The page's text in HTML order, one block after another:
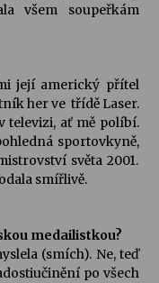
Rufus Miller
V Želivě ožije
všem soupeřkám
její americký přítel
her ve třídě Laser.
televizi, ať mě políbí.
sportovkyně,
světa 2001.
smířlivě.
medailistkou?
(smích). Ne, teď
po všech